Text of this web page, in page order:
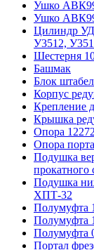
Ушко
Ушко
Цилиндр
У3512,
Шестерня
Башмак
Блок
Корпус
Крепление
Крышка
Опора
Опора
Подушка
Подушка
ХПТ-32
Полумуфта
Полумуфта
Полумуфта
Портал